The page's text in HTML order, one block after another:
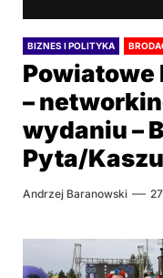
BIZNES I POLITYKA
Powiatowe
–
wydaniu –
Pyta/
Andrzej Baranowski